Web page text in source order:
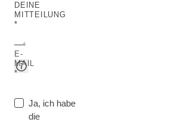
DEINE
MITTEILUNG
*
E-
MAIL
Ja, ich habe
die